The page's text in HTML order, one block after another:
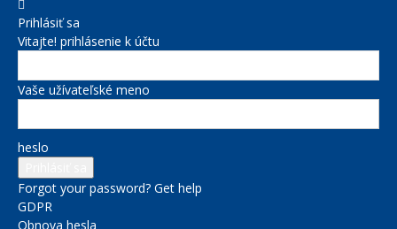
Prihlásiť sa
Vitajte! prihlásenie k účtu
Vaše užívateľské meno
heslo
Forgot your password? Get help
GDPR
Obnova hesla